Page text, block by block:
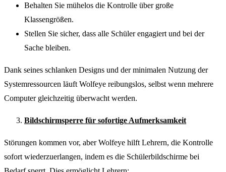
Behalten Sie mühelos die Kontrolle über große
Klassengrößen.
Stellen Sie sicher, dass alle Schüler engagiert und bei der
Sache bleiben.
Dank seines schlanken Designs und der minimalen Nutzung der
Systemressourcen läuft Wolfeye reibungslos, selbst wenn mehrere
Computer gleichzeitig überwacht werden.
Bildschirmsperre für sofortige Aufmerksamkeit
Störungen kommen vor, aber Wolfeye hilft Lehrern, die Kontrolle
sofort wiederzuerlangen, indem es die Schülerbildschirme bei